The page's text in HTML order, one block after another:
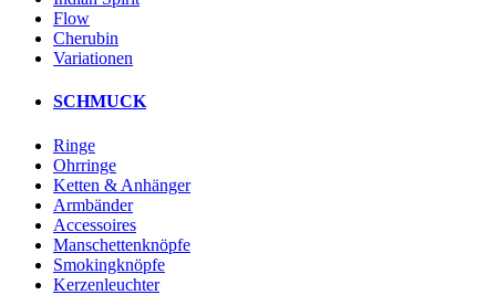
Flow
Cherubin
Variationen
SCHMUCK
Ringe
Ohrringe
Ketten & Anhänger
Armbänder
Accessoires
Manschettenknöpfe
Smokingknöpfe
Kerzenleuchter